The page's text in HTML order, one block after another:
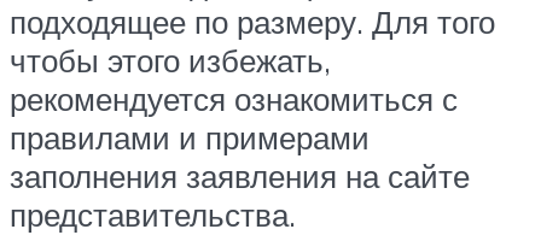
подходящее по размеру. Для того
чтобы этого избежать,
рекомендуется ознакомиться с
правилами и примерами
заполнения заявления на сайте
представительства.